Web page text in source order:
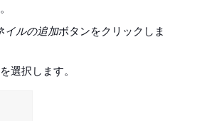
イルの追加ボタンをクリックしま
選択します。